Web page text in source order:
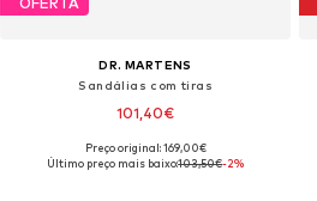
DR. MARTENS
Sandálias com tiras
101,40€
Disponível em vários tamanhos
Preço original: 169,00€
Último preço mais baixo:103,50€-2%